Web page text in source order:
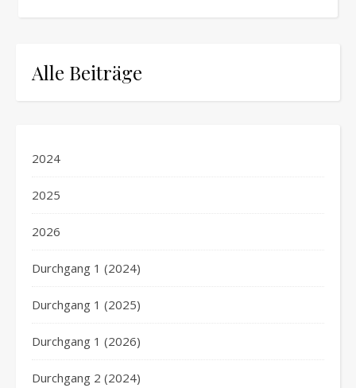
Alle Beiträge
2024
2025
2026
Durchgang 1 (2024)
Durchgang 1 (2025)
Durchgang 1 (2026)
Durchgang 2 (2024)